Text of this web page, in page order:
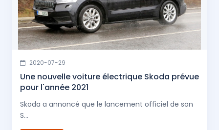
2020-07-29
Une nouvelle voiture électrique Skoda prévue
pour l'année 2021
Skoda a annoncé que le lancement officiel de son
S...